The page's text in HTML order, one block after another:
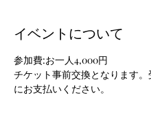
イベントについて
参加費:お一人4,000円
チケット事前交換となります
にお支払いください。